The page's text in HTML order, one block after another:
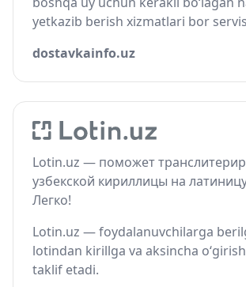
yetkazib berish xizmatlari bor
dostavkainfo.uz
Lotin.uz — поможет
узбекской кириллицы на
Легко!
Lotin.uz — foydalanuvchilarga
lotindan kirillga va aksincha
taklif etadi.